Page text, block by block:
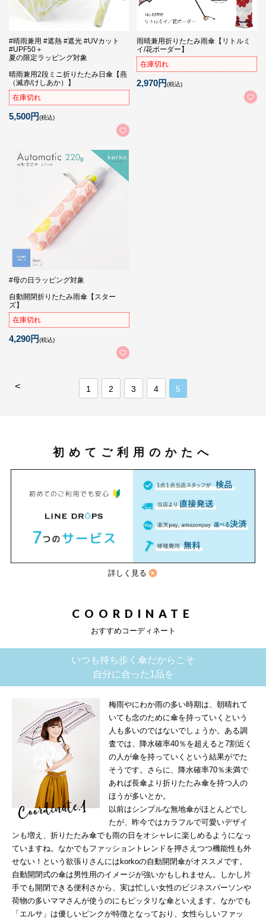
#晴雨兼用 #遮熱 #遮光 #UVカット
#UPF50＋
夏の限定ラッピング対象
晴雨兼用2段ミニ折りたたみ日傘【燕
（滅赤/けしあか）】
在庫切れ
5,500円(税込)
雨晴兼用折りたたみ雨傘【リトルミ
イ/花ボーダー】
在庫切れ
2,970円(税込)
#母の日ラッピング対象
自動開閉折りたたみ雨傘【スター
ズ】
在庫切れ
4,290円(税込)
< 1 2 3 4 5
初めてご利用のかたへ
詳しく見る
COORDINATE
おすすめコーディネート
いつも持ち歩く傘だからこそ
自分に合った1品を
梅雨やにわか雨の多い時期は、朝晴れて
いても念のために傘を持っていくという
人も多いのではないでしょうか。ある調
査では、降水確率40％を超えると7割近く
の人が傘を持っていくという結果がでた
そうです。さらに、降水確率70％未満で
あれば長傘より折りたたみ傘を持つ人の
ほうが多いとか。
以前はシンプルな無地傘がほとんどでし
たが、昨今ではカラフルで可愛いデザイ
ンも増え、折りたたみ傘でも雨の日をオシャレに楽しめるようになっ
ていますね。なかでもファッショントレンドを押さえつつ機能性も外
せない！という欲張りさんにはkorkoの自動開閉傘がオススメです。
自動開閉式の傘は男性用のイメージが強いかもしれません。しかし片
手でも開閉できる便利さから、実は忙しい女性のビジネスパーソンや
荷物の多いママさんが使うのにもピッタリな傘といえます。なかでも
「エルサ」は優しいピンクが特徴となっており、女性らしいファッ